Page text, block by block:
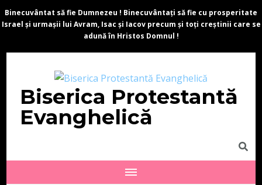
Binecuvântat să fie Dumnezeu ! Binecuvântați să fie cu prosperitate
Israel și urmașii lui Avram, Isac și Iacov precum și toți creștinii care se
adună în Hristos Domnul !
Biserica Protestantă
Evanghelică